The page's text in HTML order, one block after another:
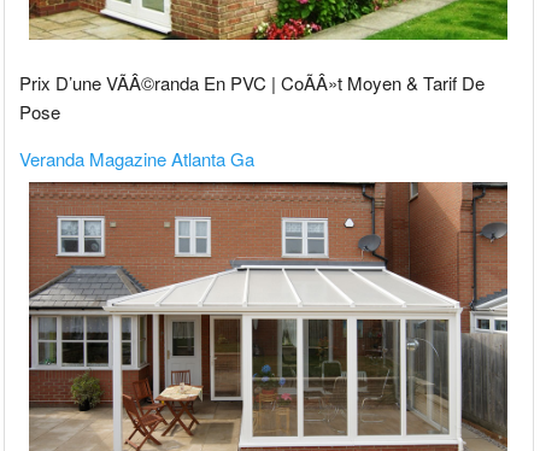
Prix D’une VÃÂ©randa En PVC | CoÃÂ»t Moyen & Tarif De
Pose
Veranda Magazine Atlanta Ga